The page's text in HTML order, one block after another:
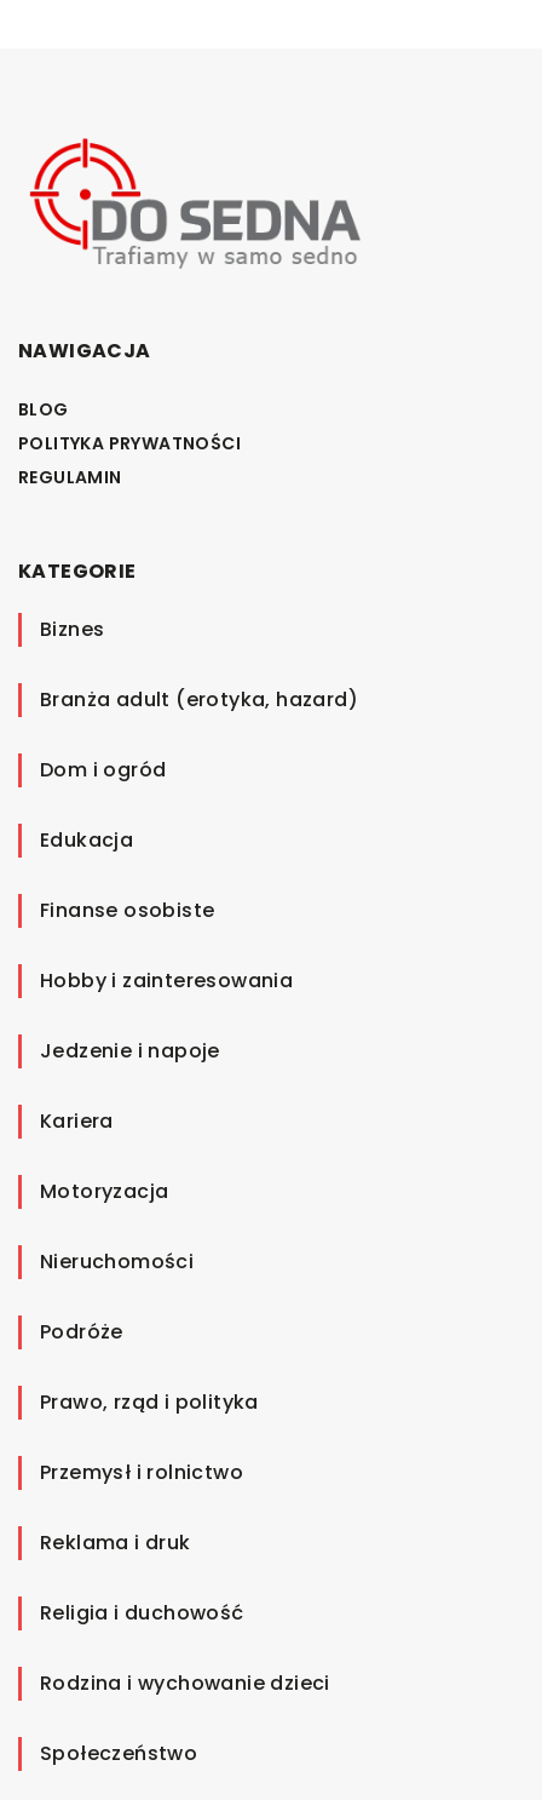
NAWIGACJA
BLOG
POLITYKA PRYWATNOŚCI
REGULAMIN
KATEGORIE
Biznes
Branża adult (erotyka, hazard)
Dom i ogród
Edukacja
Finanse osobiste
Hobby i zainteresowania
Jedzenie i napoje
Kariera
Motoryzacja
Nieruchomości
Podróże
Prawo, rząd i polityka
Przemysł i rolnictwo
Reklama i druk
Religia i duchowość
Rodzina i wychowanie dzieci
Społeczeństwo